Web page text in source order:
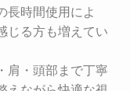
長時間使用によ
じる方も増えてい
肩・頭部まで丁寧